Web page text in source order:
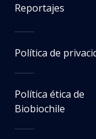
Reportajes
Política de
Política ética de
Biobiochile